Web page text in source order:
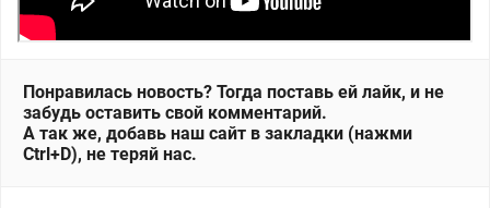
Понравилась новость? Тогда поставь ей лайк, и не
забудь оставить свой комментарий.
А так же, добавь наш сайт в закладки (нажми
Ctrl+D), не теряй нас.